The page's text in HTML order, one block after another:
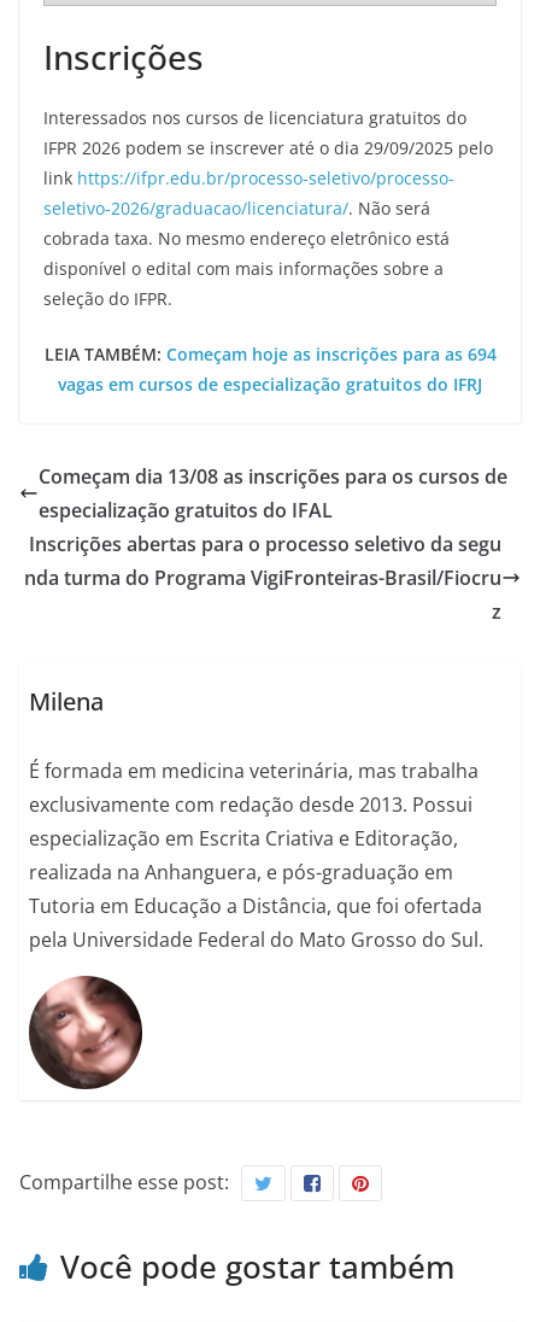
Inscrições
Interessados nos cursos de licenciatura gratuitos do
IFPR 2026 podem se inscrever até o dia 29/09/2025 pelo
link https://ifpr.edu.br/processo-seletivo/processo-
seletivo-2026/graduacao/licenciatura/. Não será
cobrada taxa. No mesmo endereço eletrônico está
disponível o edital com mais informações sobre a
seleção do IFPR.
LEIA TAMBÉM: Começam hoje as inscrições para as 694
vagas em cursos de especialização gratuitos do IFRJ
Começam dia 13/08 as inscrições para os cursos de
especialização gratuitos do IFAL
Inscrições abertas para o processo seletivo da segu
nda turma do Programa VigiFronteiras-Brasil/Fiocru
z
Milena
É formada em medicina veterinária, mas trabalha
exclusivamente com redação desde 2013. Possui
especialização em Escrita Criativa e Editoração,
realizada na Anhanguera, e pós-graduação em
Tutoria em Educação a Distância, que foi ofertada
pela Universidade Federal do Mato Grosso do Sul.
Compartilhe esse post:
Você pode gostar também